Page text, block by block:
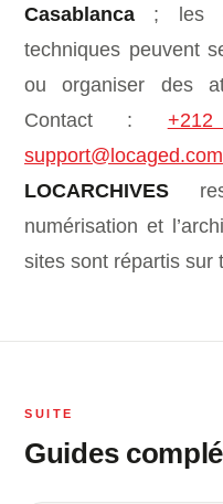
Casablanca ; les
techniques peuvent
ou organiser des
Contact :
support@locaged.com
LOCARCHIVES
numérisation et
sites sont répartis sur
SUITE
Guides